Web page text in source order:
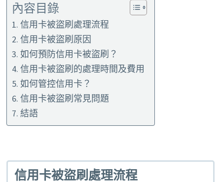
內容目錄
信用卡被盜刷處理流程
信用卡被盜刷原因
如何預防信用卡被盜刷？
信用卡被盜刷的處理時間及費用
如何管控信用卡？
信用卡被盜刷常見問題
結語
信用卡被盜刷處理流程